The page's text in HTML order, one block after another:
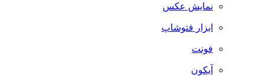
نمایش عکس
ابزار فتوشاپ
فونت
آیکون